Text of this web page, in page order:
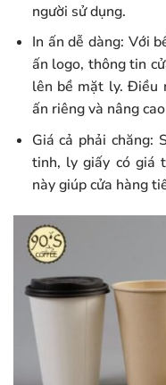
người sử dụng.
In ấn dễ dàng: Với
ấn logo, thông tin
lên bề mặt ly. Điều
ấn riêng và nâng
Giá cả phải chăng:
tinh, ly giấy có giá
này giúp cửa hàng